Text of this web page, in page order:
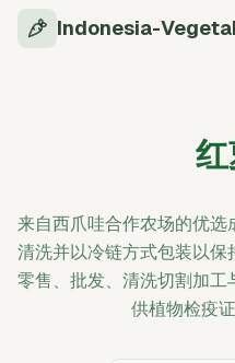
Indonesia-
红
来自西爪哇合作农场的优选
清洗并以冷链方式包装以
零售、批发、清洗切割加
供植物检疫